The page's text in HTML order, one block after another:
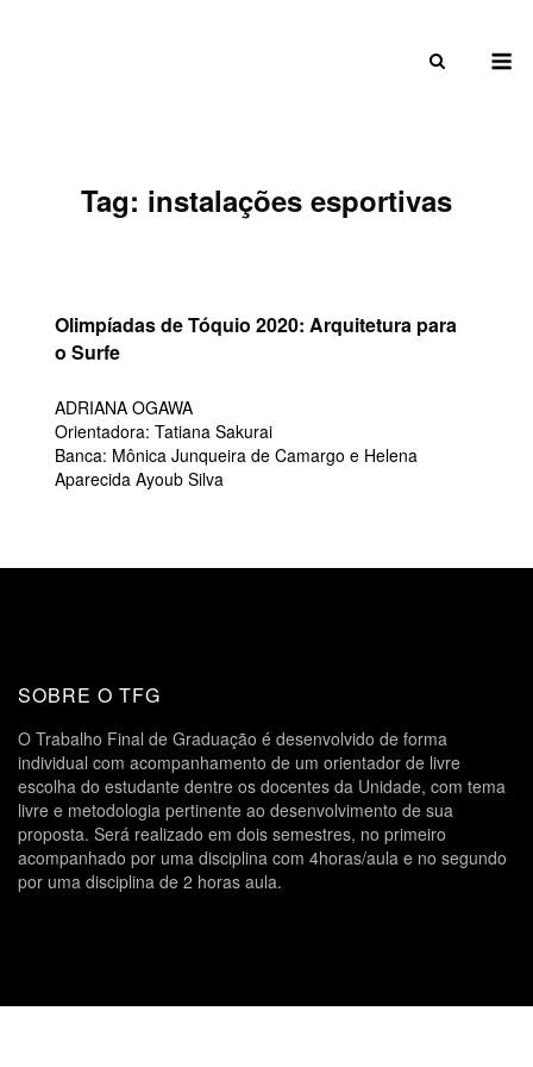
Tag: instalações esportivas
Olimpíadas de Tóquio 2020: Arquitetura para
o Surfe
ADRIANA OGAWA
Orientadora: Tatiana Sakurai
Banca: Mônica Junqueira de Camargo e Helena
Aparecida Ayoub Silva
SOBRE O TFG
O Trabalho Final de Graduação é desenvolvido de forma
individual com acompanhamento de um orientador de livre
escolha do estudante dentre os docentes da Unidade, com tema
livre e metodologia pertinente ao desenvolvimento de sua
proposta. Será realizado em dois semestres, no primeiro
acompanhado por uma disciplina com 4horas/aula e no segundo
por uma disciplina de 2 horas aula.